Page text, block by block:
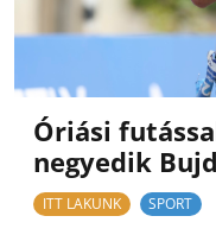
Óriási
negyedik
ITT LAKUNK SPORT